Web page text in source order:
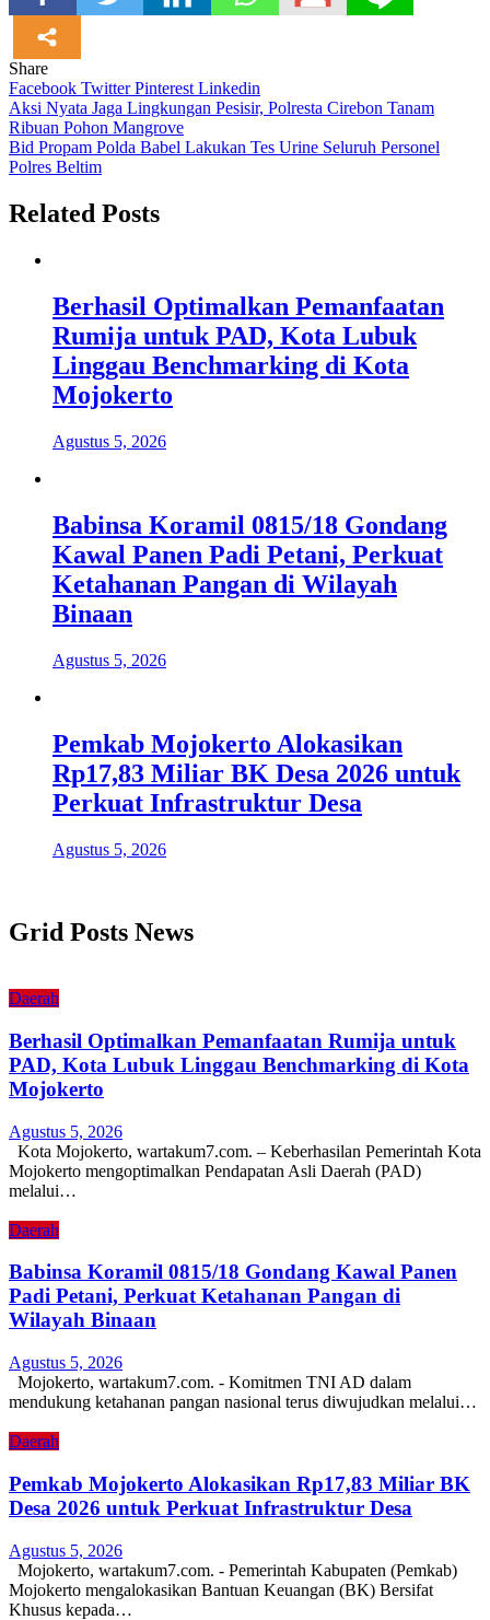
Share
Facebook TwitterPinterest Linkedin
Navigasi
pos
Aksi Nyata Jaga Lingkungan Pesisir, Polresta Cirebon Tanam
Ribuan Pohon Mangrove
Bid Propam Polda Babel Lakukan Tes Urine Seluruh Personel
Polres Beltim
Related Posts
Berhasil Optimalkan Pemanfaatan
Rumija untuk PAD, Kota Lubuk
Linggau Benchmarking di Kota
Mojokerto
Agustus 5, 2026
Babinsa Koramil 0815/18 Gondang
Kawal Panen Padi Petani, Perkuat
Ketahanan Pangan di Wilayah
Binaan
Agustus 5, 2026
Pemkab Mojokerto Alokasikan
Rp17,83 Miliar BK Desa 2026 untuk
Perkuat Infrastruktur Desa
Agustus 5, 2026
Grid Posts News
Daerah
Berhasil Optimalkan Pemanfaatan Rumija untuk
PAD, Kota Lubuk Linggau Benchmarking di Kota
Mojokerto
Agustus 5, 2026
Kota Mojokerto, wartakum7.com. – Keberhasilan Pemerintah Kota
Mojokerto mengoptimalkan Pendapatan Asli Daerah (PAD)
melalui…
Daerah
Babinsa Koramil 0815/18 Gondang Kawal Panen
Padi Petani, Perkuat Ketahanan Pangan di
Wilayah Binaan
Agustus 5, 2026
Mojokerto, wartakum7.com. - Komitmen TNI AD dalam
mendukung ketahanan pangan nasional terus diwujudkan melalui…
Daerah
Pemkab Mojokerto Alokasikan Rp17,83 Miliar BK
Desa 2026 untuk Perkuat Infrastruktur Desa
Agustus 5, 2026
Mojokerto, wartakum7.com. - Pemerintah Kabupaten (Pemkab)
Mojokerto mengalokasikan Bantuan Keuangan (BK) Bersifat
Khusus kepada…